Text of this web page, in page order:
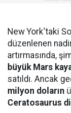
New York'taki
düzenlenen
artırmasında,
büyük Mars
satıldı. Ancak
milyon doların
Ceratosaurus